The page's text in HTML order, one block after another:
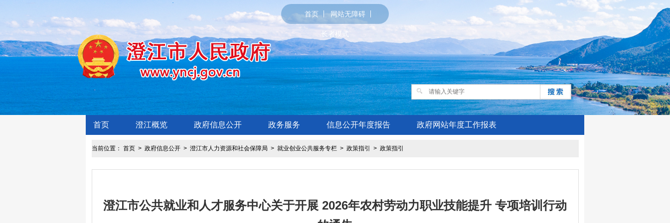
首页 网站无障碍
长者模式
首页 澄江概览 政府信息公开 政务服务 信息公开年度报告 政府网站年度工作报表
当前位置： 首页> 政府信息公开> 澄江市人力资源和社会保障局 > 就业创业公共服务专栏> 政策指引 > 政策指引
澄江市公共就业和人才服务中心关于开展 2026年农村劳动力职业技能提升 专项培训行动